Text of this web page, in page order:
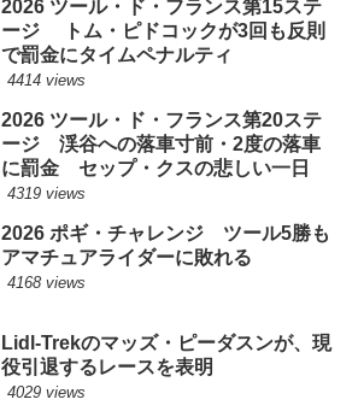
2026 ツール・ド・フランス第15ステ
ージ トム・ピドコックが3回も反則
で罰金にタイムペナルティ
4414 views
2026 ツール・ド・フランス第20ステ
ージ 渓谷への落車寸前・2度の落車
に罰金 セップ・クスの悲しい一日
4319 views
2026 ポギ・チャレンジ ツール5勝も
アマチュアライダーに敗れる
4168 views
Lidl-Trekのマッズ・ピーダスンが、現
役引退するレースを表明
4029 views